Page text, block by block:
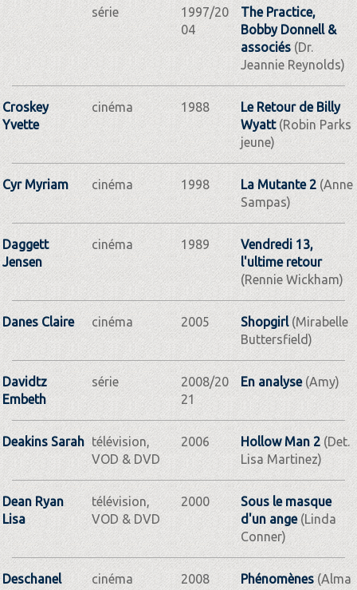
série
1997/20
04
The Practice,
Bobby Donnell &
associés(Dr.
Jeannie Reynolds)
Croskey
Yvette
cinéma 1988
Le Retour de Billy
Wyatt(Robin Parks
jeune)
Cyr Myriam cinéma 1998 La Mutante 2(Anne
Sampas)
Daggett
Jensen
cinéma 1989
Vendredi 13,
l'ultime retour
(Rennie Wickham)
Danes Claire cinéma 2005 Shopgirl(Mirabelle
Buttersfield)
Davidtz
Embeth
série
2008/20
21
En analyse(Amy)
Deakins Sarah télévision,
VOD & DVD
2006 Hollow Man 2(Det.
Lisa Martinez)
Dean Ryan
Lisa
télévision,
VOD & DVD
2000
Sous le masque
d'un ange(Linda
Conner)
Deschanel
cinéma 2008 Phénomènes(Alma